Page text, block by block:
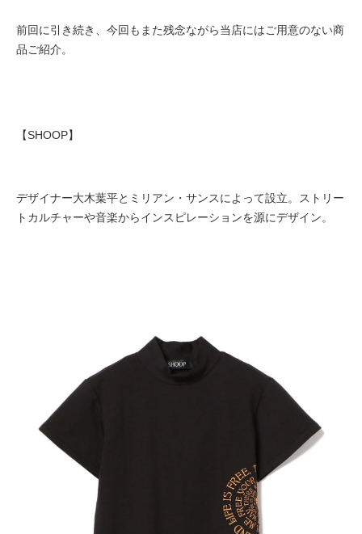
前回に引き続き、今回もまた残念ながら当店にはご用意のない商
品ご紹介。
【SHOOP】
デザイナー大木葉平とミリアン・サンスによって設立。ストリー
トカルチャーや音楽からインスピレーションを源にデザイン。